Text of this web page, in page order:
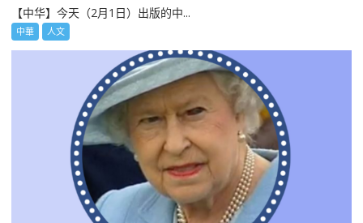
【中华】今天（2月1日）出版的中...
中華 人文